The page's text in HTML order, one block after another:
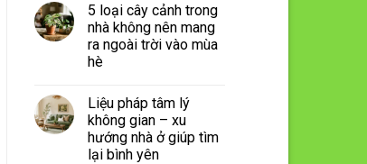
5 loại cây cảnh trong
nhà không nên mang
ra ngoài trời vào mùa
hè
Liệu pháp tâm lý
không gian – xu
hướng nhà ở giúp tìm
lại bình yên